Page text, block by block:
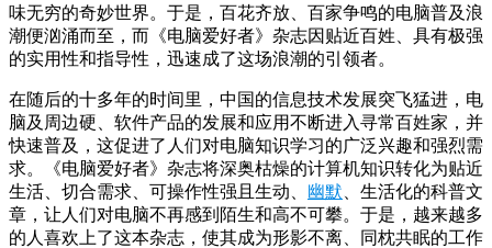
味无穷的奇妙世界。于是，百花齐放、百家争鸣的电脑普及浪
潮便汹涌而至，而《电脑爱好者》杂志因贴近百姓、具有极强
的实用性和指导性，迅速成了这场浪潮的引领者。
在随后的十多年的时间里，中国的信息技术发展突飞猛进，电
脑及周边硬、软件产品的发展和应用不断进入寻常百姓家，并
快速普及，这促进了人们对电脑知识学习的广泛兴趣和强烈需
求。《电脑爱好者》杂志将深奥枯燥的计算机知识转化为贴近
生活、切合需求、可操作性强且生动、 幽默 、生活化的科普文
章，让人们对电脑不再感到陌生和高不可攀。于是，越来越多
的人喜欢上了这本杂志，使其成为形影不离、同枕共眠的工作